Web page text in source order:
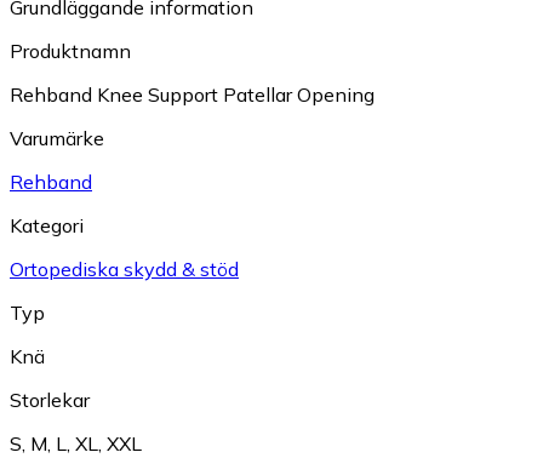
Grundläggande information
Produktnamn
Rehband Knee Support Patellar Opening
Varumärke
Rehband
Kategori
Ortopediska skydd & stöd
Typ
Knä
Storlekar
S, M, L, XL, XXL